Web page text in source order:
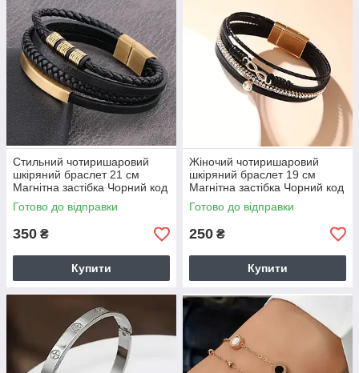
Стильний чотиришаровий
шкіряний браслет 21 см
Магнітна застібка Чорний код
2973
Готово до відправки
350 ₴
Купити
Жіночий чотиришаровий
шкіряний браслет 19 см
Магнітна застібка Чорний код
2974
Готово до відправки
250 ₴
Купити